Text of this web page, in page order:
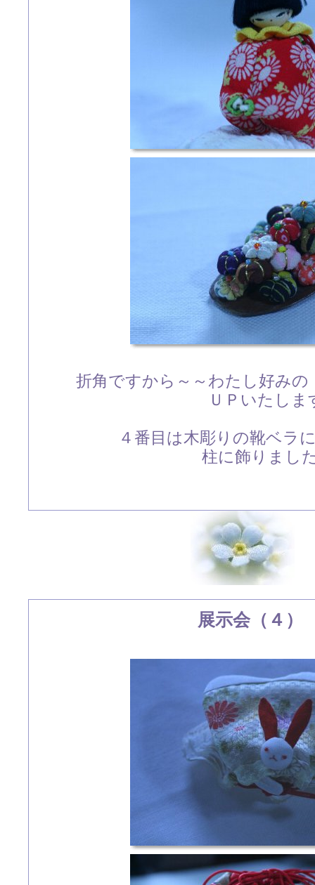
折角ですから～～わたし好み
ＵＰいたしま
４番目は木彫りの靴ベラ
柱に飾りまし
展示会（４）